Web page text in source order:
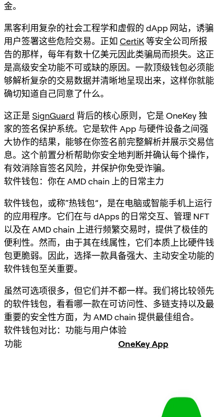
金。
黑客利用复杂的社会工程学和虚假的 dApp 网站，诱骗
用户签署这些危险交易。正如 CertiK等安全公司所报
告的那样，每年有数十亿美元因此类骗局而损失。这正
是高级安全功能不可或缺的原因。一款顶级钱包必须能
够解析复杂的交易数据并清晰地呈现出来，这样你就能
确切知道自己同意了什么。
这正是 SignGuard 背后的核心原则，它是 OneKey 独
家的签名保护系统。它是软件 App 与硬件设备之间强
大协作的结果，能够在你签名前完整解析并展示交易信
息。这个前置分析帮助你安全地判断并确认每个操作，
有效消除盲签名风险，并保护你免受诈骗。
软件钱包：你在 AMD chain 上的日常主力
软件钱包，或称“热钱包”，是在电脑或智能手机上运行
的应用程序。它们在与 dApps 的日常交互、管理 NFT
以及在 AMD chain 上进行频繁交易时，提供了极佳的
便利性。然而，由于其在线属性，它们本质上比硬件钱
包更脆弱。因此，选择一款具备强大、主动安全功能的
软件钱包至关重要。
虽然可选项很多，但它们并不都一样。我们将比较领先
的软件钱包，看看哪一款在可访问性、多链支持以及最
重要的安全性方面，为 AMD chain 提供最佳组合。
软件钱包对比：功能与用户体验
功能
OneKey App